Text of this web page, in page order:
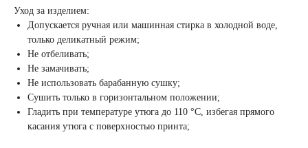
Уход за изделием:
Допускается ручная или машинная стирка в холодной воде,
только деликатный режим;
Не отбеливать;
Не замачивать;
Не использовать барабанную сушку;
Сушить только в горизонтальном положении;
Гладить при температуре утюга до 110 °C, избегая прямого
касания утюга с поверхностью принта;